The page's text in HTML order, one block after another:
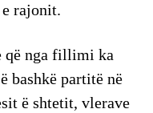
rajonit.
që nga fillimi ka
bashkë partitë në
ë shtetit, vlerave